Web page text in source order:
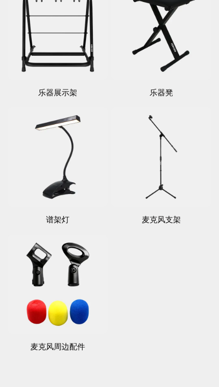
乐器展示架 乐器凳
谱架灯 麦克风支架
麦克风周边配件